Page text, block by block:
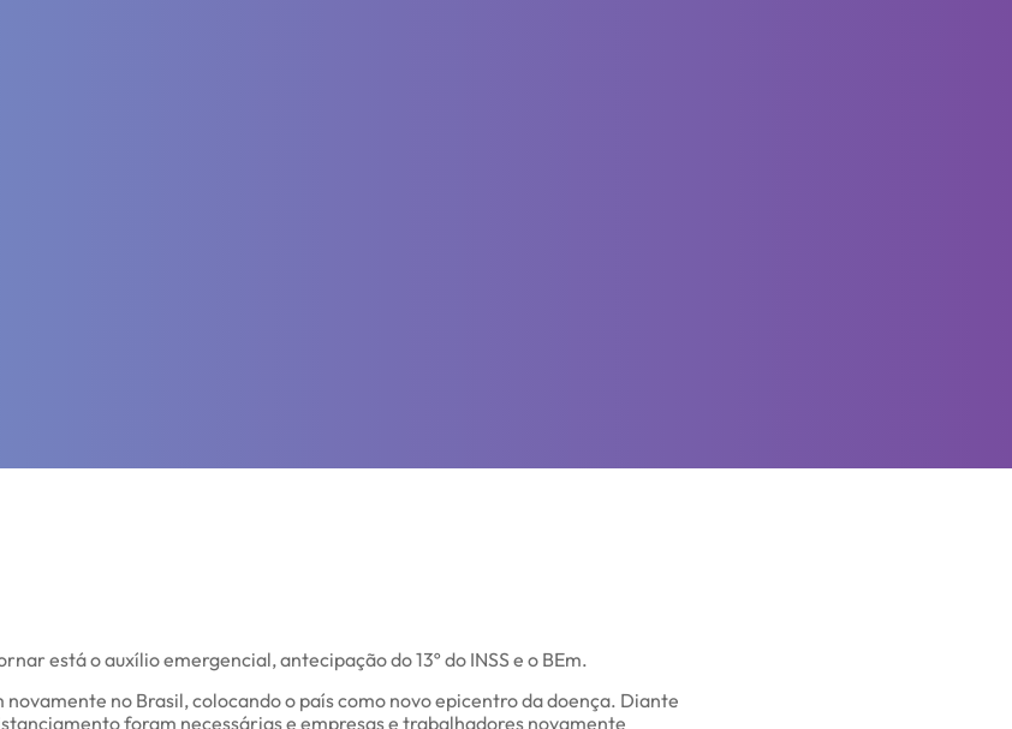
está o auxílio emergencial, antecipação do 13º do INSS e o BEm.
novamente no Brasil, colocando o país como novo epicentro da doença. Diante
foram necessárias e empresas e trabalhadores novamente